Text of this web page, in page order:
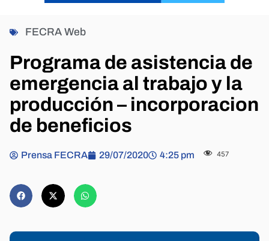
FECRA Web
Programa de asistencia de
emergencia al trabajo y la
producción – incorporacion
de beneficios
Prensa FECRA 29/07/2020 4:25 pm 457